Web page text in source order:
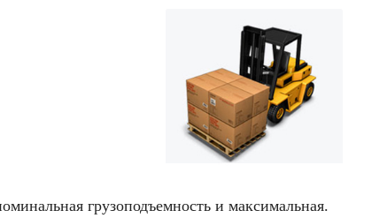
грузоподъемность и максимальная.